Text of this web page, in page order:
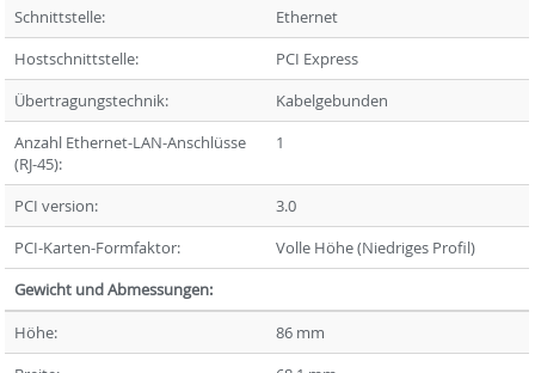
Schnittstelle:
Ethernet
Hostschnittstelle:
PCI Express
Übertragungstechnik:
Kabelgebunden
Anzahl Ethernet-LAN-Anschlüsse
(RJ-45):
1
PCI version:
3.0
PCI-Karten-Formfaktor:
Volle Höhe (Niedriges Profil)
Gewicht und Abmessungen:
Höhe:
86 mm